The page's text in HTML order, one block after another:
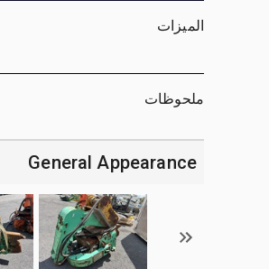
الميزات
ملحوظات
General Appearance